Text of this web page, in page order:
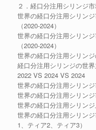
２．経口分注用シリンジ
世界の経口分注用シリン
（2020-2024）
世界の経口分注用シリン
（2020-2024）
世界の経口分注用シリン
経口分注用シリンジの世
2022 VS 2024 VS 2024
世界の経口分注用シリン
世界の経口分注用シリン
世界の経口分注用シリン
世界の経口分注用シリン
1、ティア2、ティア3）